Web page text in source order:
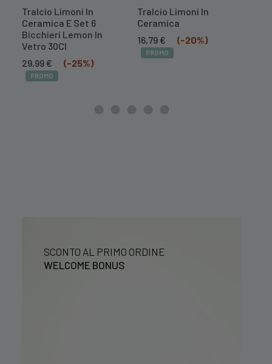
Tralcio Limoni In
Ceramica E Set 6
Bicchieri Lemon In
Vetro 30Cl
Il
prezzo
originale
29,99€
prezzo
(-25%)
PROMO
Tralcio Limoni In
Ceramica
Il
prezzo
originale
16,79€
prezzo
attuale
(-20%)
PROMO
SCONTO AL PRIMO ORDINE
WELCOME BONUS